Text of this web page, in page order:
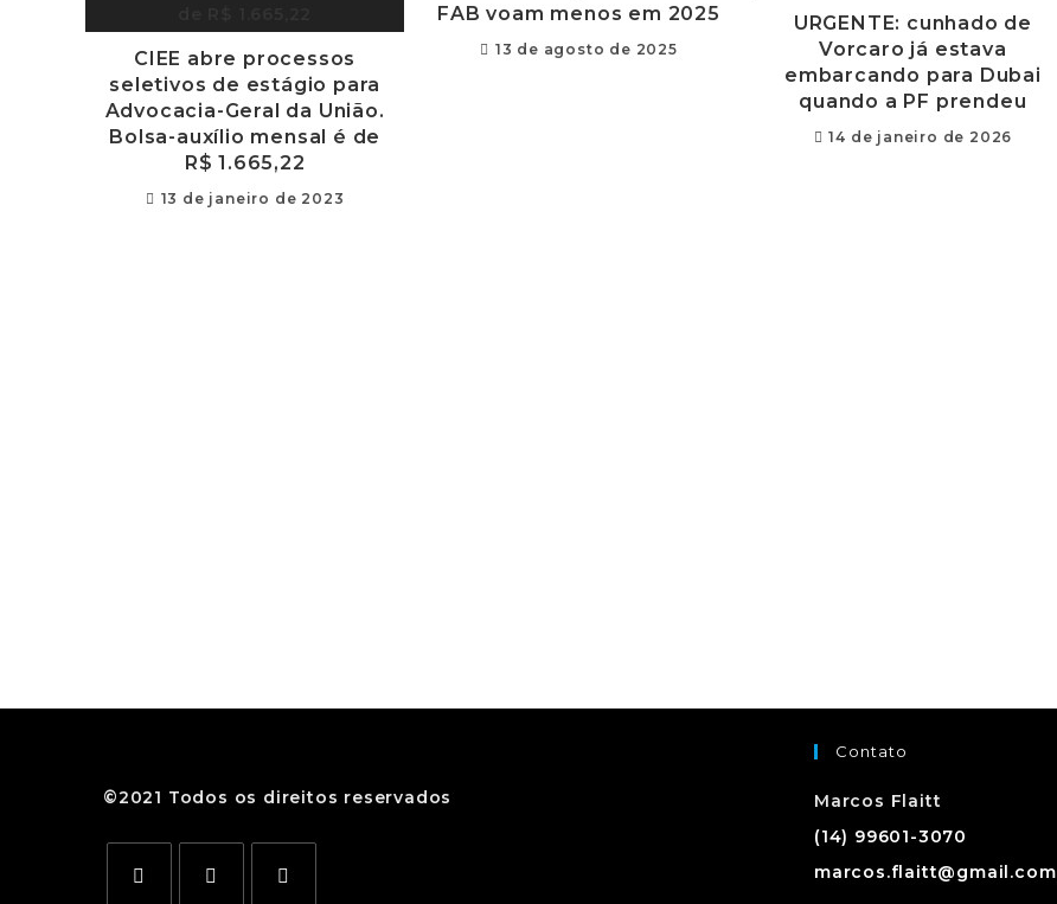
CIEE abre processos
seletivos de estágio para
Advocacia-Geral da União.
Bolsa-auxílio mensal é de
R$ 1.665,22
13 de janeiro de 2023
FAB voam menos em 2025
13 de agosto de 2025
URGENTE: cunhado de
Vorcaro já estava
embarcando para Dubai
quando a PF prendeu
14 de janeiro de 2026
©2021 Todos os direitos reservados
Contato
Marcos Flaitt
(14) 99601-3070
marcos.flaitt@gmail.com